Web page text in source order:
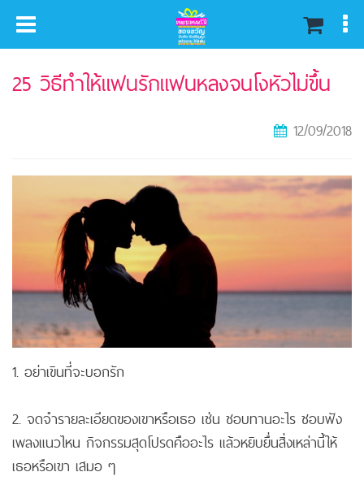
บทความ
25 วิธีทำให้แฟนรักแฟนหลงจนโงหัวไม่ขึ้น
12/09/2018
1. อย่าเขินที่จะบอกรัก
2. จดจำรายละเอียดของเขาหรือเธอ เช่น ชอบทานอะไร ชอบฟัง
เพลงแนวไหน กิจกรรมสุดโปรดคืออะไร แล้วหยิบยื่นสิ่งเหล่านี้ให้
เธอหรือเขา เสมอ ๆ